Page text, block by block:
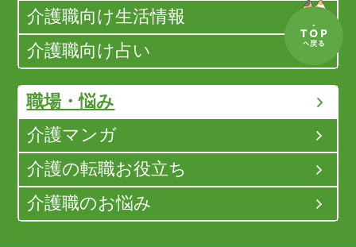
介護職向け生活情報
介護職向け占い
職場・悩み
介護マンガ
介護の転職お役立ち
介護職のお悩み